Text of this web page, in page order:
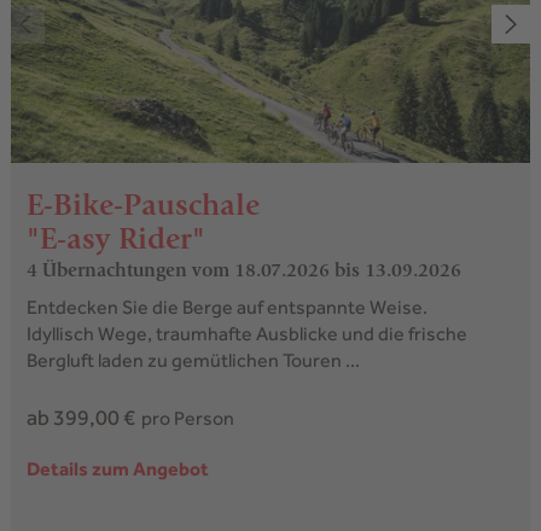
E-Bike-Pauschale
"E-asy Rider"
4 Übernachtungenvom 18.07.2026 bis 13.09.2026
Entdecken Sie die Berge auf entspannte Weise.
Idyllisch Wege, traumhafte Ausblicke und die frische
Bergluft laden zu gemütlichen Touren ...
ab 399,00 € pro Person
Details zum Angebot